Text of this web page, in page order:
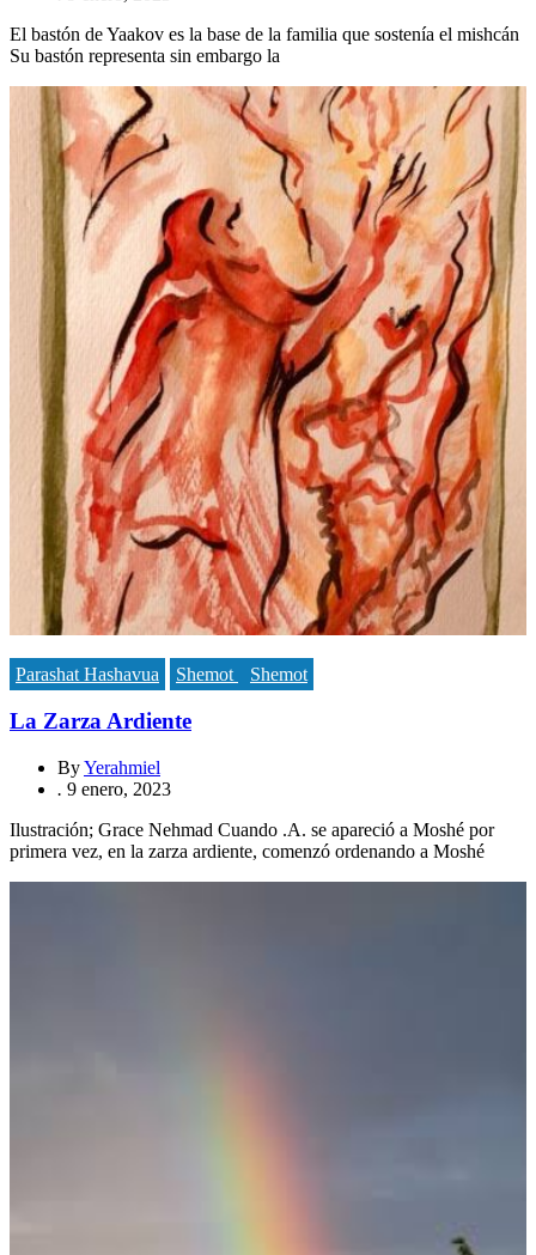
El bastón de Yaakov es la base de la familia que sostenía el mishcán
Su bastón representa sin embargo la
Parashat Hashavua Shemot Shemot
La Zarza Ardiente
ByYerahmiel
. 9 enero, 2023
Ilustración; Grace Nehmad Cuando .A. se apareció a Moshé por
primera vez, en la zarza ardiente, comenzó ordenando a Moshé